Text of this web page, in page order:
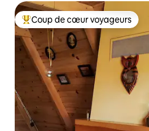
Coups de cœur voyageurs les
Coup de cœur voyageurs